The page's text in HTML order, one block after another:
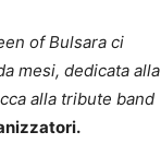
of Bulsara ci
mesi, dedicata alla
alla tribute band